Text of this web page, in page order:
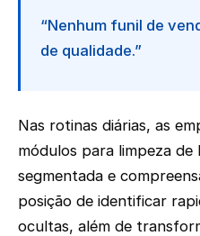
“Nenhum funil de
de qualidade.”
Nas rotinas diárias, as
módulos para limpeza
segmentada e
posição de identificar
ocultas, além de